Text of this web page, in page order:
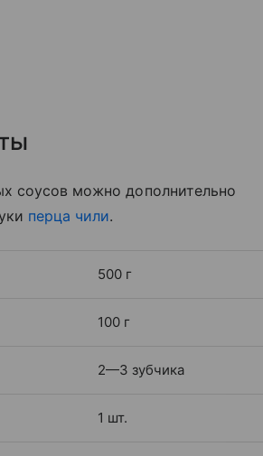
соусов можно дополнительно
перца чили.
500 г
100 г
2—3 зубчика
1 шт.